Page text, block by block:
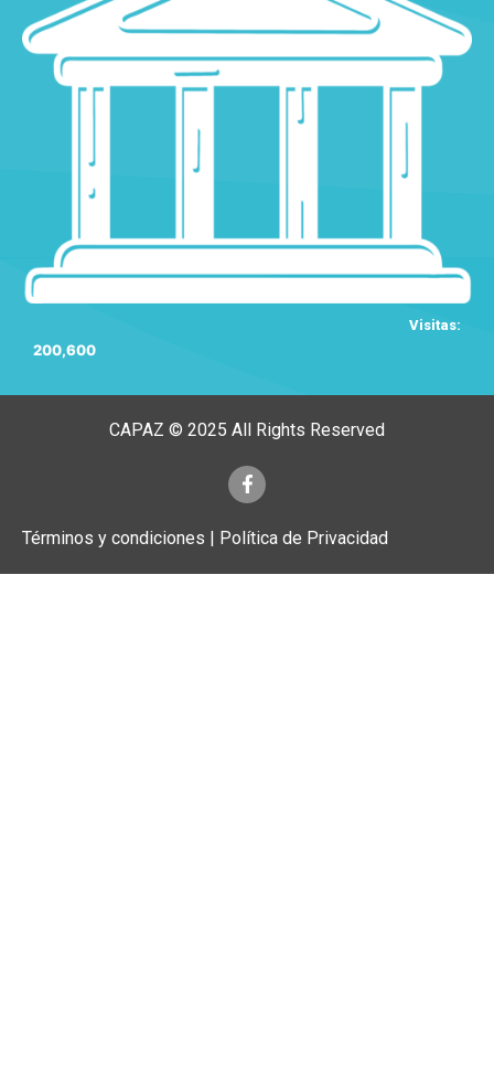
Visitas:
200,600
CAPAZ © 2025 All Rights Reserved
Términos y condiciones | Política de Privacidad